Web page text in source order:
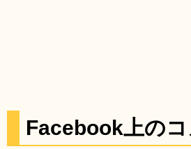
Facebook上の